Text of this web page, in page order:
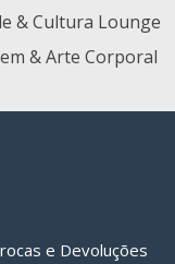
& Cultura Lounge
& Arte Corporal
e Devoluções